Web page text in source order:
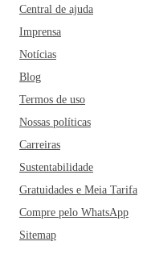
Central de ajuda
Imprensa
Notícias
Blog
Termos de uso
Nossas políticas
Carreiras
Sustentabilidade
Gratuidades e Meia Tarifa
Compre pelo WhatsApp
Sitemap